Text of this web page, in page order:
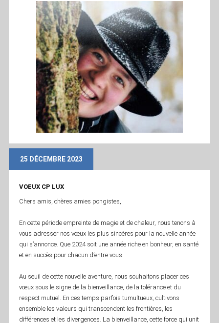
25 DÉCEMBRE 2023
VOEUX CP LUX
Chers amis, chères amies pongistes,
En cette période empreinte de magie et de chaleur, nous tenons à
vous adresser nos vœux les plus sincères pour la nouvelle année
qui s’annonce. Que 2024 soit une année riche en bonheur, en santé
et en succès pour chacun d’entre vous.
Au seuil de cette nouvelle aventure, nous souhaitons placer ces
vœux sous le signe de la bienveillance, de la tolérance et du
respect mutuel. En ces temps parfois tumultueux, cultivons
ensemble les valeurs qui transcendent les frontières, les
différences et les divergences. La bienveillance, cette force qui unit